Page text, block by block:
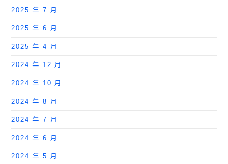
2025 年 7 月
2025 年 6 月
2025 年 4 月
2024 年 12 月
2024 年 10 月
2024 年 8 月
2024 年 7 月
2024 年 6 月
2024 年 5 月